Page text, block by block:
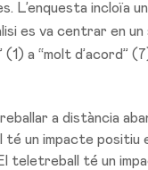
L’enquesta incloïa
es va centrar en
a “molt d’acord”
a distància
un impacte positiu
teletreball té un